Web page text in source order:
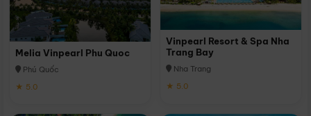
Melia Vinpearl Phu Quoc
Phú Quốc
★ 5.0
Vinpearl Resort & Spa Nha
Trang Bay
Nha Trang
★ 5.0